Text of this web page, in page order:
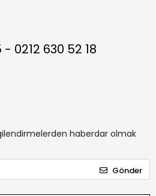
0212 630 52 18
haberdar olmak
Gönder